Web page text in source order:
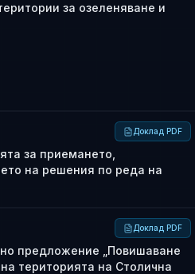
за озеленяване и
Доклад PDF
за приемането,
на решения по реда на
Доклад PDF
предложение „Повишаване
територията на Столична